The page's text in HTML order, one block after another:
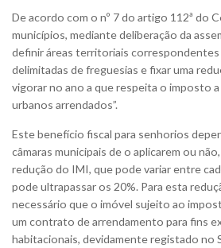
De acordo com o nº 7 do artigo 112ª do
municípios, mediante deliberação da
definir áreas territoriais correspondentes
delimitadas de freguesias e fixar uma
vigorar no ano a que respeita o imposto
urbanos arrendados”.
Este benefício fiscal para senhorios
câmaras municipais de o aplicarem ou
redução do IMI, que pode variar entre
pode ultrapassar os 20%. Para esta
necessário que o imóvel sujeito ao
um contrato de arrendamento para fins
habitacionais, devidamente registado no